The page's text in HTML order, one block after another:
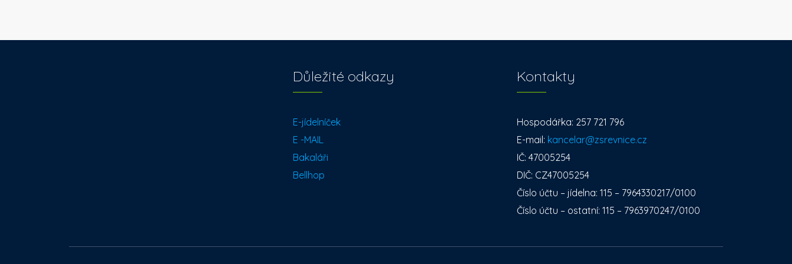
Důležité odkazy
E-jídelníček
E -MAIL
Bakaláři
Bellhop
Kontakty
Hospodářka: 257 721 796
E-mail: kancelar@zsrevnice.cz
IČ: 47005254
DIČ: CZ47005254
Číslo účtu – jídelna: 115 – 7964330217/0100
Číslo účtu – ostatní: 115 – 7963970247/0100